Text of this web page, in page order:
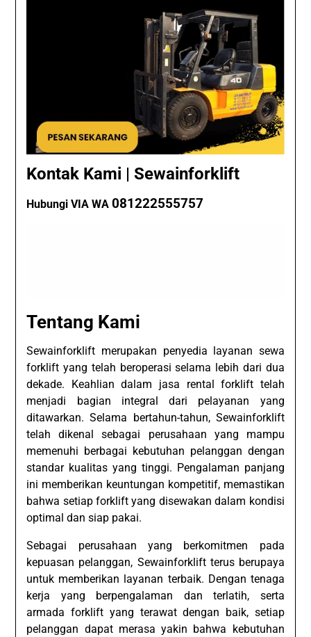
Kontak Kami | Sewainforklift
Hubungi VIA WA081222555757
Tentang Kami
Sewainforklift merupakan penyedia layanan sewa
forklift yang telah beroperasi selama lebih dari dua
dekade. Keahlian dalam jasa rental forklift telah
menjadi bagian integral dari pelayanan yang
ditawarkan. Selama bertahun-tahun, Sewainforklift
telah dikenal sebagai perusahaan yang mampu
memenuhi berbagai kebutuhan pelanggan dengan
standar kualitas yang tinggi. Pengalaman panjang
ini memberikan keuntungan kompetitif, memastikan
bahwa setiap forklift yang disewakan dalam kondisi
optimal dan siap pakai.
Sebagai perusahaan yang berkomitmen pada
kepuasan pelanggan, Sewainforklift terus berupaya
untuk memberikan layanan terbaik. Dengan tenaga
kerja yang berpengalaman dan terlatih, serta
armada forklift yang terawat dengan baik, setiap
pelanggan dapat merasa yakin bahwa kebutuhan